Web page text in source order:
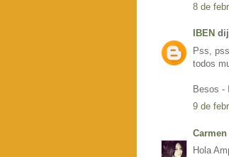
8 de
IBEN
Pss,
todos
Besos -
9 de
Carmen
Hola